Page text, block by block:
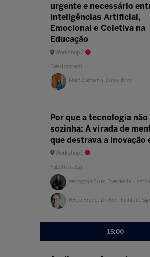
urgente e necessário
inteligências Artificial,
Emocional e Coletiva na
Educação
Workshop 2
Palestrante(s)
Marô Camargo, Consultora
Por que a tecnologia
sozinha: A virada de
que destrava a Inovação
Workshop 1
Palestrante(s)
Wellington Cruz, Presidente -
Percio Bruno, Diretor - Instituto
15:00